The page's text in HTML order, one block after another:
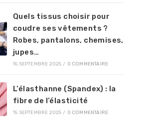
Quels tissus choisir pour
coudre ses vêtements ?
Robes, pantalons, chemises,
jupes…
15 SEPTEMBRE 2025 / 0 COMMENTAIRE
L’élasthanne (Spandex) : la
fibre de l’élasticité
15 SEPTEMBRE 2025 / 0 COMMENTAIRE